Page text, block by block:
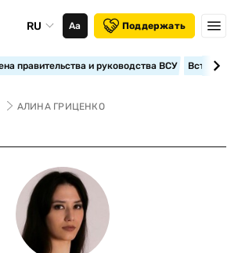
RU Аа Поддержать
правительства и руководства ВСУ
АЛИНА ГРИЦЕНКО